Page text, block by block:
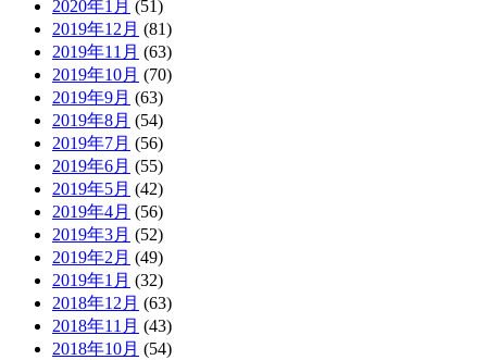
2020年1月 (51)
2019年12月 (81)
2019年11月 (63)
2019年10月 (70)
2019年9月 (63)
2019年8月 (54)
2019年7月 (56)
2019年6月 (55)
2019年5月 (42)
2019年4月 (56)
2019年3月 (52)
2019年2月 (49)
2019年1月 (32)
2018年12月 (63)
2018年11月 (43)
2018年10月 (54)